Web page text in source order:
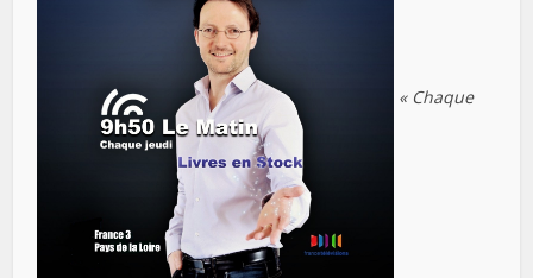
« Chaque